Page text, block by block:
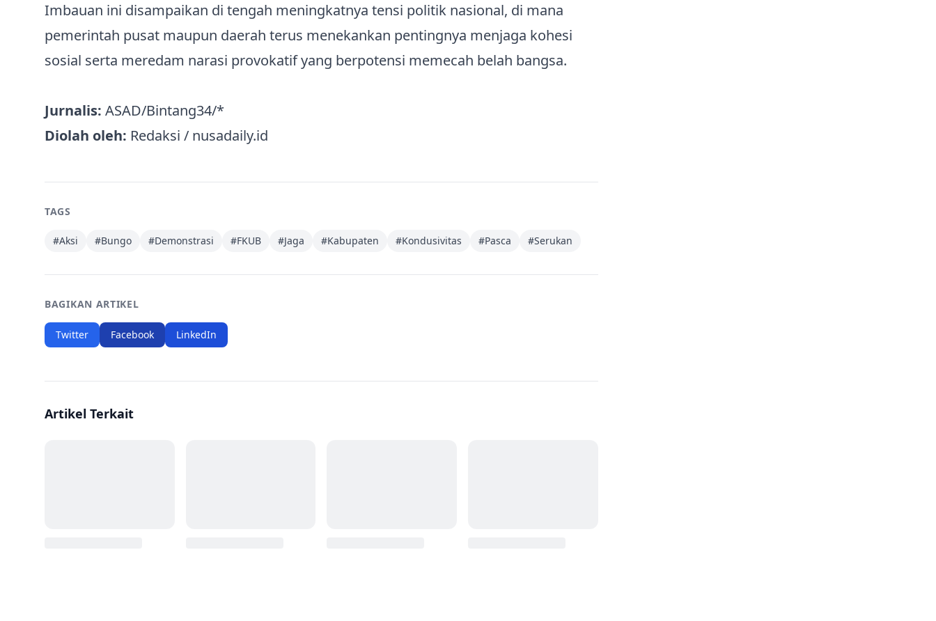
Imbauan ini disampaikan di tengah meningkatnya tensi politik nasional, di mana
pemerintah pusat maupun daerah terus menekankan pentingnya menjaga kohesi
sosial serta meredam narasi provokatif yang berpotensi memecah belah bangsa.
Jurnalis: ASAD/Bintang34/*
Diolah oleh: Redaksi / nusadaily.id
TAGS
#Aksi #Bungo #Demonstrasi #FKUB #Jaga #Kabupaten #Kondusivitas #Pasca #Serukan
BAGIKAN ARTIKEL
Twitter Facebook LinkedIn
Artikel Terkait